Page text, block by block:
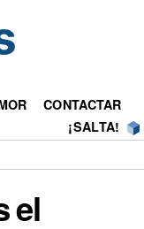
CONTACTAR
¡SALTA!
el